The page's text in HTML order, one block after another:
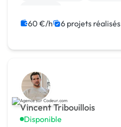
60 €/h 6 projets réalisés
Vincent Tribouillois
Disponible